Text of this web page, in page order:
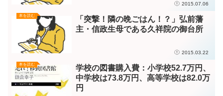
2015.07.06
本を読む
「突撃！隣の晩ごはん！？」弘前藩
主・信政生母である久祥院の御台所
2015.03.22
本を読む
学校の図書購入費：小学校52.7万円、
中学校は73.8万円、高等学校は82.0万
円